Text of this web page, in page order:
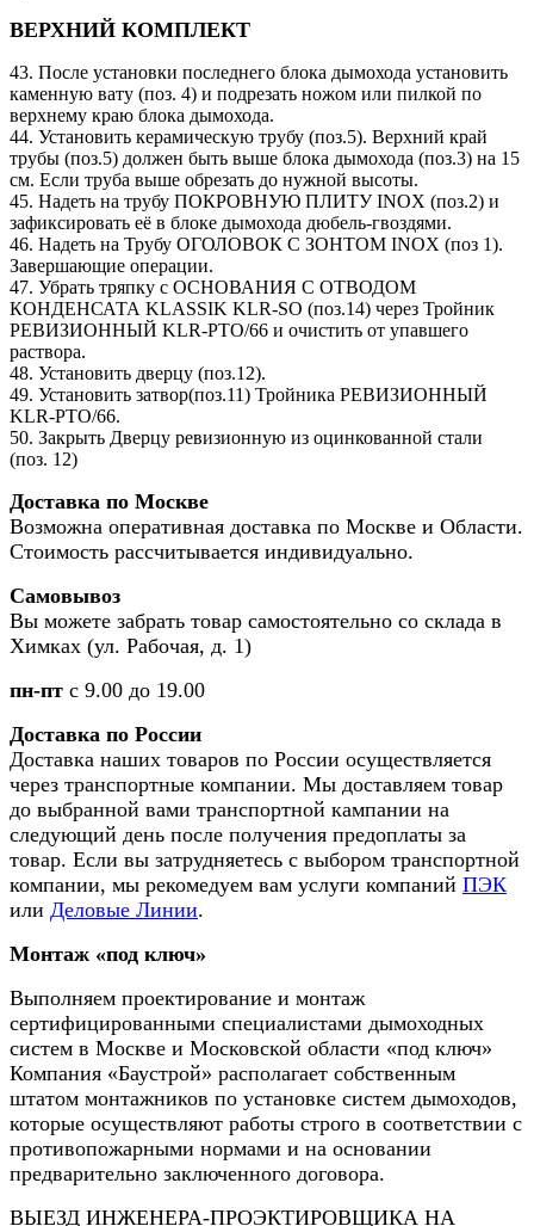
ВЕРХНИЙ КОМПЛЕКТ
43. После установки последнего блока дымохода установить
каменную вату (поз. 4) и подрезать ножом или пилкой по
верхнему краю блока дымохода.
44. Установить керамическую трубу (поз.5). Верхний край
трубы (поз.5) должен быть выше блока дымохода (поз.3) на 15
см. Если труба выше обрезать до нужной высоты.
45. Надеть на трубу ПОКРОВНУЮ ПЛИТУ INOX (поз.2) и
зафиксировать её в блоке дымохода дюбель-гвоздями.
46. Надеть на Трубу ОГОЛОВОК С ЗОНТОМ INOX (поз 1).
Завершающие операции.
47. Убрать тряпку с ОСНОВАНИЯ С ОТВОДОМ
КОНДЕНСАТА KLASSIK KLR-SO (поз.14) через Тройник
РЕВИЗИОННЫЙ KLR-PTO/66 и очистить от упавшего
раствора.
48. Установить дверцу (поз.12).
49. Установить затвор(поз.11) Тройника РЕВИЗИОННЫЙ
KLR-PTO/66.
50. Закрыть Дверцу ревизионную из оцинкованной стали
(поз. 12)
Доставка по Москве
Возможна оперативная доставка по Москве и Области.
Стоимость рассчитывается индивидуально.
Самовывоз
Вы можете забрать товар самостоятельно со склада в
Химках (ул. Рабочая, д. 1)
пн-пт с 9.00 до 19.00
Доставка по России
Доставка наших товаров по России осуществляется
через транспортные компании. Мы доставляем товар
до выбранной вами транспортной кампании на
следующий день после получения предоплаты за
товар. Если вы затрудняетесь с выбором транспортной
компании, мы рекомедуем вам услуги компаний ПЭК
или Деловые Линии.
Монтаж «под ключ»
Выполняем проектирование и монтаж
сертифицированными специалистами дымоходных
систем в Москве и Московской области «под ключ»
Компания «Баустрой» располагает собственным
штатом монтажников по установке систем дымоходов,
которые осуществляют работы строго в соответствии с
противопожарными нормами и на основании
предварительно заключенного договора.
ВЫЕЗД ИНЖЕНЕРА-ПРОЭКТИРОВЩИКА НА